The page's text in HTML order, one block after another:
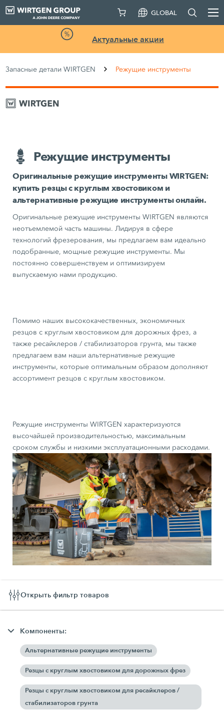
GLOBAL
Актуальные акции
Запасные детали WIRTGEN Режущие инструменты
Режущие инструменты
Оригинальные режущие инструменты WIRTGEN:
купить резцы с круглым хвостовиком и
альтернативные режущие инструменты онлайн.
Оригинальные режущие инструменты WIRTGEN являются
неотъемлемой часть машины. Лидируя в сфере
технологий фрезерования, мы предлагаем вам идеально
подобранные, мощные режущие инструменты. Мы
постоянно совершенствуем и оптимизируем
выпускаемую нами продукцию.
Помимо наших высококачественных, экономичных
резцов с круглым хвостовиком для дорожных фрез, а
также ресайклеров / стабилизаторов грунта, мы также
предлагаем вам наши альтернативные режущие
инструменты, которые оптимальным образом дополняют
ассортимент резцов с круглым хвостовиком.
Режущие инструменты WIRTGEN характеризуются
высочайшей производительностью, максимальным
сроком службы и низкими эксплуатационными расходами.
Открыть фильтр товаров
Компоненты:
Альтернативные режущие инструменты
Резцы с круглым хвостовиком для дорожных фрез
Резцы с круглым хвостовиком для ресайклеров /
стабилизаторов грунта